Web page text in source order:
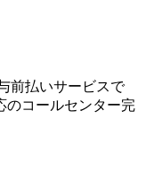
払いサービスで
コールセンター完